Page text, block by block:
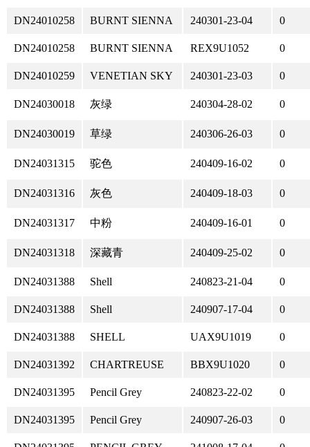
DN24010258 BURNT SIENNA 240301-23-04 0
DN24010258 BURNT SIENNA REX9U1052 0
DN24010259 VENETIAN SKY 240301-23-03 0
DN24030018 灰绿 240304-28-02 0
DN24030019 草绿 240306-26-03 0
DN24031315 驼色 240409-16-02 0
DN24031316 灰色 240409-18-03 0
DN24031317 中粉 240409-16-01 0
DN24031318 深藏青 240409-25-02 0
DN24031388 Shell 240823-21-04 0
DN24031388 Shell 240907-17-04 0
DN24031388 SHELL UAX9U1019 0
DN24031392 CHARTREUSE BBX9U1020 0
DN24031395 Pencil Grey 240823-22-02 0
DN24031395 Pencil Grey 240907-26-03 0